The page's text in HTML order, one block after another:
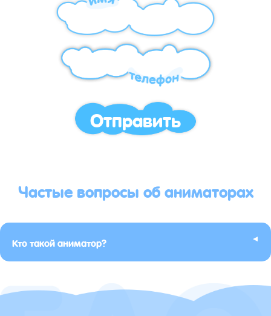
Отправить
Частые вопросы об аниматорах
Кто такой аниматор? ▸